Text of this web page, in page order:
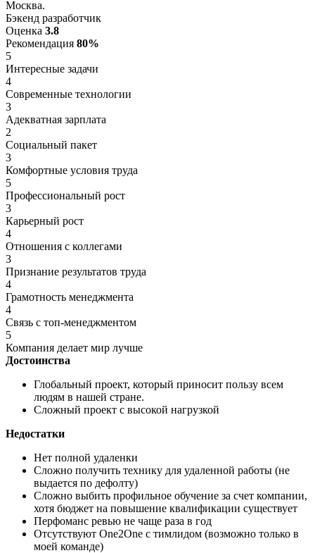
Москва.
Бэкенд разработчик
Оценка 3.8
Рекомендация 80%
5
Интересные задачи
4
Современные технологии
3
Адекватная зарплата
2
Социальный пакет
3
Комфортные условия труда
5
Профессиональный рост
3
Карьерный рост
4
Отношения с коллегами
3
Признание результатов труда
4
Грамотность менеджмента
4
Связь с топ-менеджментом
5
Компания делает мир лучше
Достоинства
Глобальный проект, который приносит пользу всем
людям в нашей стране.
Сложный проект с высокой нагрузкой
Недостатки
Нет полной удаленки
Сложно получить технику для удаленной работы (не
выдается по дефолту)
Сложно выбить профильное обучение за счет компании,
хотя бюджет на повышение квалификации существует
Перфоманс ревью не чаще раза в год
Отсутствуют One2One с тимлидом (возможно только в
моей команде)